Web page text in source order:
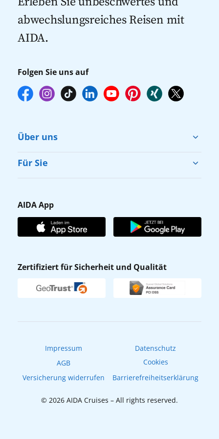
Ihrer Lieblingsausflüge vor Reisebeginn
online über myAIDA vorzunehmen.
abwechslungsreiches Reisen mit
AIDA.
Folgen Sie uns auf
Über uns
Cruise & Help
Karriere
Affiliateprogramm
Verhaltens- & Ethikkodex
Newsletter
Für Sie
Gästefragebogen
AIDA Club
AIDA App
AIDA App
Zertifiziert für Sicherheit und Qualität
Impressum
Datenschutz
AGB
Cookies
Versicherung widerrufen
Barrierefreiheitserklärung
© 2026 AIDA Cruises – All rights reserved.